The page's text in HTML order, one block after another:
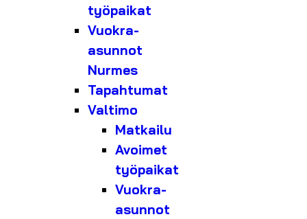
työpaikat
Vuokra-
asunnot
Nurmes
Tapahtumat
Valtimo
Matkailu
Avoimet
työpaikat
Vuokra-
asunnot